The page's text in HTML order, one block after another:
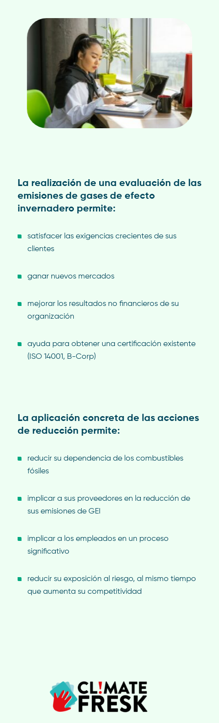
La realización de una evaluación de las
emisiones de gases de efecto
invernadero permite:
satisfacer las exigencias crecientes de sus
clientes
ganar nuevos mercados
mejorar los resultados no financieros de su
organización
ayuda para obtener una certificación existente
(ISO 14001, B-Corp)
La aplicación concreta de las acciones
de reducción permite:
reducir su dependencia de los combustibles
fósiles
implicar a sus proveedores en la reducción de
sus emisiones de GEI
implicar a los empleados en un proceso
significativo
reducir su exposición al riesgo, al mismo tiempo
que aumenta su competitividad